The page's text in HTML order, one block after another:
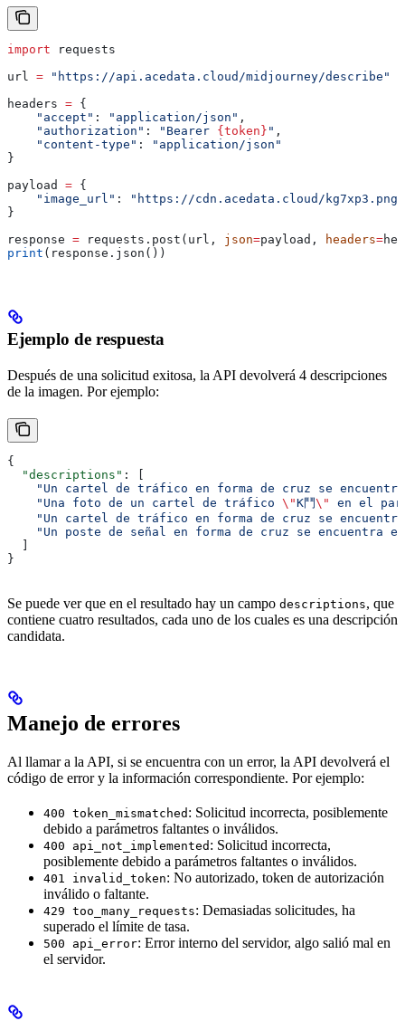
import requests
url = "https://api.acedata.cloud/midjourney/describe"
headers = {
    "accept"
: "application/json" ,
    "authorization"
: "Bearer {token} " ,
    "content-type"
:
"application/json"
}
payload = {
    "image_url"
:
"https://cdn.acedata.cloud/kg7xp3.png"
}
response = requests.post(url, json=payload, headers=
print (response.json())
Ejemplo de respuesta
Después de una solicitud exitosa, la API devolverá 4 descripciones
de la imagen. Por ejemplo:
{
  "descriptions"
: [
"Un cartel de tráfico en forma de cruz se
    "Una foto de un cartel de tráfico
\"K鬥\"
en el
"Un cartel de tráfico en forma de cruz se
"Un poste de señal en forma de cruz se encuentra
  ]
}
Se puede ver que en el resultado hay un campo descriptions, que
contiene cuatro resultados, cada uno de los cuales es una descripción
candidata.
Manejo de errores
Al llamar a la API, si se encuentra con un error, la API devolverá el
código de error y la información correspondiente. Por ejemplo:
400 token_mismatched : Solicitud incorrecta, posiblemente
debido a parámetros faltantes o inválidos.
400 api_not_implemented : Solicitud incorrecta,
posiblemente debido a parámetros faltantes o inválidos.
401 invalid_token: No autorizado, token de autorización
inválido o faltante.
429 too_many_requests: Demasiadas solicitudes, ha
superado el límite de tasa.
500 api_error: Error interno del servidor, algo salió mal en
el servidor.